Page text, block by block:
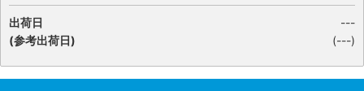
出荷日
(参考出荷日)
---
(---)